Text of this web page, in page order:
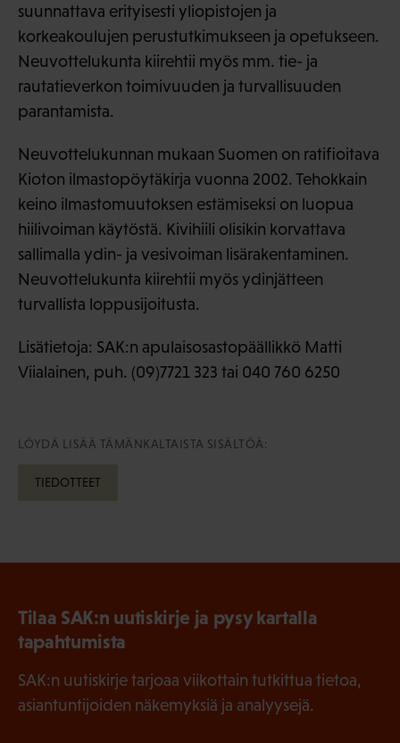
suunnattava erityisesti yliopistojen ja
korkeakoulujen perustutkimukseen ja opetukseen.
Neuvottelukunta kiirehtii myös mm. tie- ja
rautatieverkon toimivuuden ja turvallisuuden
parantamista.
Neuvottelukunnan mukaan Suomen on ratifioitava
Kioton ilmastopöytäkirja vuonna 2002. Tehokkain
keino ilmastomuutoksen estämiseksi on luopua
hiilivoiman käytöstä. Kivihiili olisikin korvattava
sallimalla ydin- ja vesivoiman lisärakentaminen.
Neuvottelukunta kiirehtii myös ydinjätteen
turvallista loppusijoitusta.
Lisätietoja: SAK:n apulaisosastopäällikkö Matti
Viialainen, puh. (09)7721 323 tai 040 760 6250
LÖYDÄ LISÄÄ TÄMÄNKALTAISTA SISÄLTÖÄ:
TIEDOTTEET
Tilaa SAK:n uutiskirje ja pysy kartalla
tapahtumista
SAK:n uutiskirje tarjoaa viikottain tutkittua tietoa,
asiantuntijoiden näkemyksiä ja analyysejä.